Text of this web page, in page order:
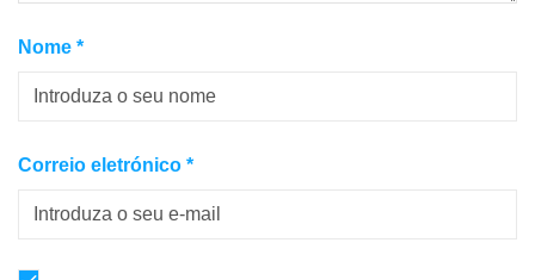
Nome *
Correio eletrónico *